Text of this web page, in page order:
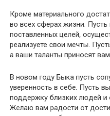
Кроме материального
во всех сферах жизни.
поставленных целей,
реализуете свои мечты.
а ваши таланты приносят
В новом году Быка пусть
уверенность в себе. Пусть
поддержку близких людей и
Желаю вам радости от